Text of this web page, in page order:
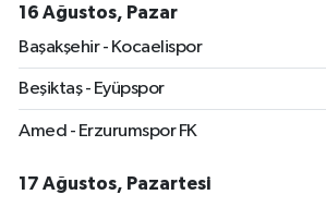
16 Ağustos, Pazar
Başakşehir - Kocaelispor
Beşiktaş - Eyüpspor
Amed - Erzurumspor FK
17 Ağustos, Pazartesi